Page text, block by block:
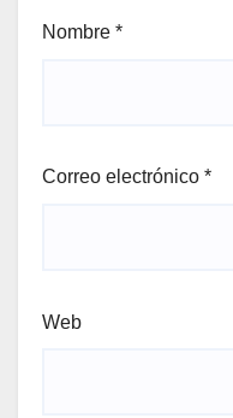
Nombre *
Correo electrónico *
Web